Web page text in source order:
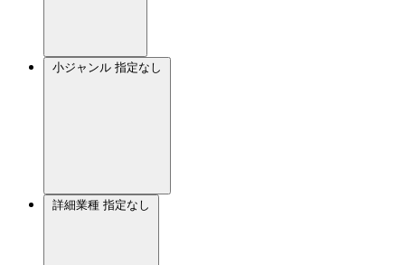
小ジャンル 指定なし
詳細業種 指定なし